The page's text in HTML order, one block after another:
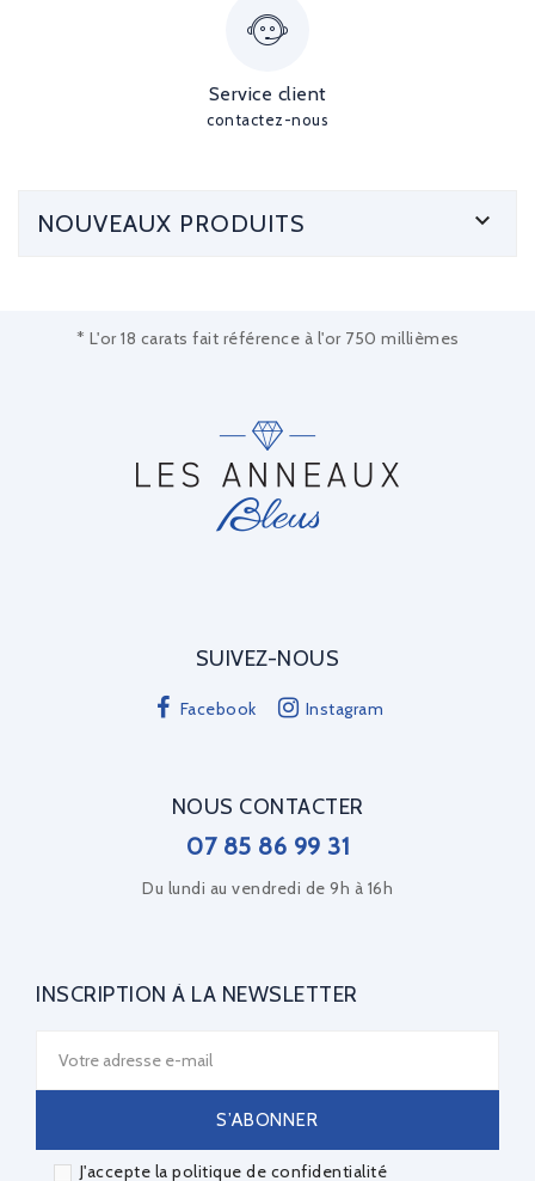
Service client
contactez-nous
NOUVEAUX PRODUITS 
* L'or 18 carats fait référence à l'or 750 millièmes
SUIVEZ-NOUS
Facebook Instagram
NOUS CONTACTER
07 85 86 99 31
Du lundi au vendredi de 9h à 16h
INSCRIPTION À LA NEWSLETTER
J'accepte la politique de confidentialité